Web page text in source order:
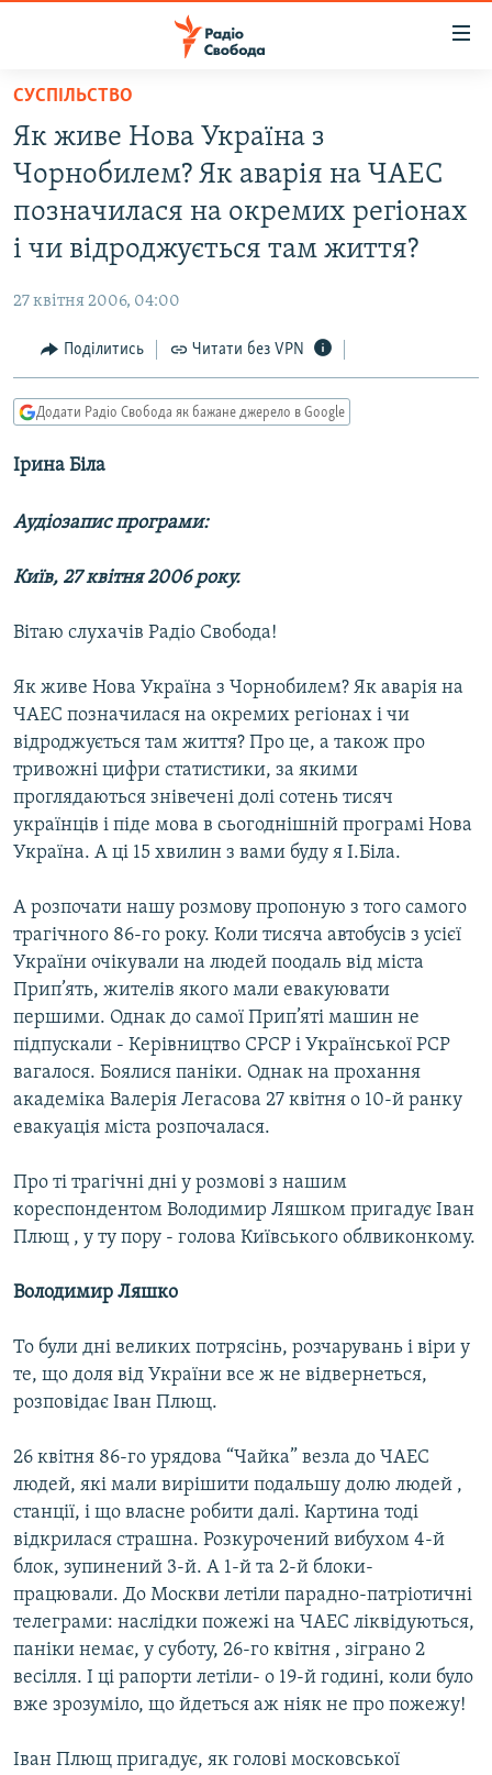
Перейти
основного
матеріалу
Перейти
до
основної
Перейти
пошуку
ВСЕ ЗА ДОБУ
СТАТТІ
ПОЛІТИКА
КУЛЬТУРА
СПОРТ
СВІТ
ДОНБАС.РЕАЛІЇ
КРИМ.РЕАЛІЇ
ТИ ЯК?
КИТАЙ.ВИКЛИКИ
МУЛЬТИМЕДІА
СПЕЦПРОЄКТИ
ПОДКАСТИ
КРИМ РЕАЛІЇ
РУС
УКР
КТАТ
ДОЛУЧАЙСЯ!
Усі сайти RFE/RL
СУСПІЛЬСТВО
Як живе Нова Україна з
Чорнобилем? Як аварія на ЧАЕС
позначилася на окремих регіонах
і чи відроджується там життя?
27 квітня 2006, 04:00
Поділитись Читати без VPN
Додати Радіо Свобода як бажане джерело в Google
Ірина Біла
Аудіозапис програми:
Київ, 27 квітня 2006 року.
Вітаю слухачів Радіо Свобода!
Як живе Нова Україна з Чорнобилем? Як аварія на
ЧАЕС позначилася на окремих регіонах і чи
відроджується там життя? Про це, а також про
тривожні цифри статистики, за якими
проглядаються знівечені долі сотень тисяч
українців і піде мова в сьогоднішній програмі Нова
Україна. А ці 15 хвилин з вами буду я І.Біла.
А розпочати нашу розмову пропоную з того самого
трагічного 86-го року. Коли тисяча автобусів з усієї
України очікували на людей поодаль від міста
Прип’ять, жителів якого мали евакуювати
першими. Однак до самої Прип’яті машин не
підпускали - Керівництво СРСР і Української РСР
вагалося. Боялися паніки. Однак на прохання
академіка Валерія Легасова 27 квітня о 10-й ранку
евакуація міста розпочалася.
Про ті трагічні дні у розмові з нашим
кореспондентом Володимир Ляшком пригадує Іван
Плющ , у ту пору - голова Київського облвиконкому.
Володимир Ляшко
То були дні великих потрясінь, розчарувань і віри у
те, що доля від України все ж не відвернеться,
розповідає Іван Плющ.
26 квітня 86-го урядова “Чайка” везла до ЧАЕС
людей, які мали вирішити подальшу долю людей ,
станції, і що власне робити далі. Картина тоді
відкрилася страшна. Розкурочений вибухом 4-й
блок, зупинений 3-й. А 1-й та 2-й блоки-
працювали. До Москви летіли парадно-патріотичні
телеграми: наслідки пожежі на ЧАЕС ліквідуються,
паніки немає, у суботу, 26-го квітня , зіграно 2
весілля. І ці рапорти летіли- о 19-й годині, коли було
вже зрозуміло, що йдеться аж ніяк не про пожежу!
Іван Плющ пригадує, як голові московської